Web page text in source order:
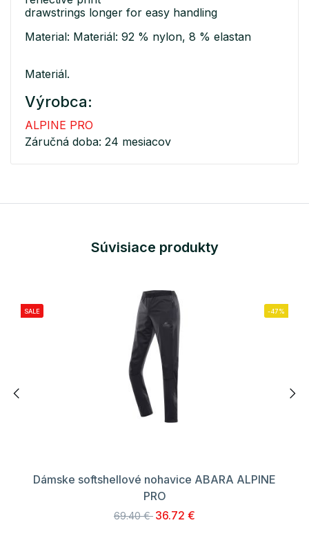
drawstrings longer for easy handling
Material: Materiál: 92 % nylon, 8 % elastan
Materiál.
Výrobca:
ALPINE PRO
Záručná doba: 24 mesiacov
Súvisiace produkty
SALE -47%
Dámske softshellové nohavice ABARA ALPINE
PRO
69.40 € 36.72 €